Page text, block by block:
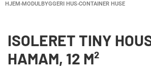
Lille Havehus i Træ Have Anneks
Luksus Anneks Container
HJEM›MODULBYGGERI HUS›CONTAINER HUSE
ISOLERET TINY
HAMAM, 12 M²